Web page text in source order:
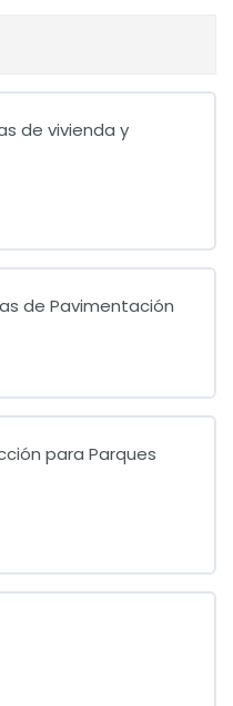
de vivienda y
de Pavimentación
para Parques